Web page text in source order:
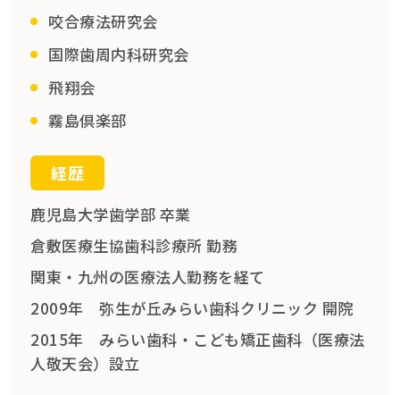
咬合療法研究会
国際歯周内科研究会
飛翔会
霧島倶楽部
経歴
鹿児島大学歯学部 卒業
倉敷医療生協歯科診療所 勤務
関東・九州の医療法人勤務を経て
2009年 弥生が丘みらい歯科クリニック 開院
2015年 みらい歯科・こども矯正歯科（医療法
人敬天会）設立